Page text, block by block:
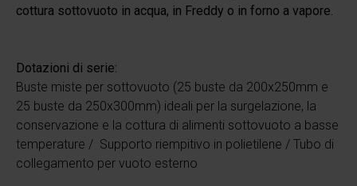
cottura sottovuoto in acqua, in Freddy o in forno a vapore.
Dotazioni di serie:
Buste miste per sottovuoto (25 buste da 200x250mm e
25 buste da 250x300mm) ideali per la surgelazione, la
conservazione e la cottura di alimenti sottovuoto a basse
temperature / Supporto riempitivo in polietilene / Tubo di
collegamento per vuoto esterno